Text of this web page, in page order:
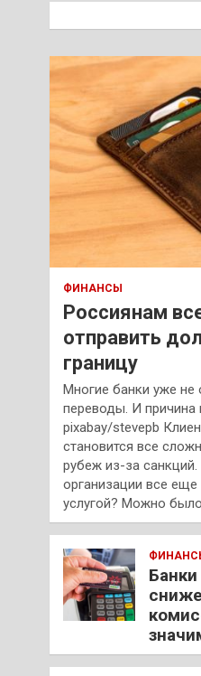
к
ФИНАНСЫ
Россиянам
отправить
границу
Многие банки уже не
переводы. И причина
pixabay/stevepb
становится все
рубеж из-за
организации все
услугой? Можно